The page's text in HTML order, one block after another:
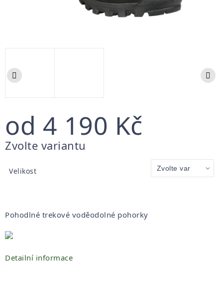
od 4 190 Kč
Měrná
Zvolte variantu
Velikost
Pohodlné trekové voděodolné pohorky
Detailní informace